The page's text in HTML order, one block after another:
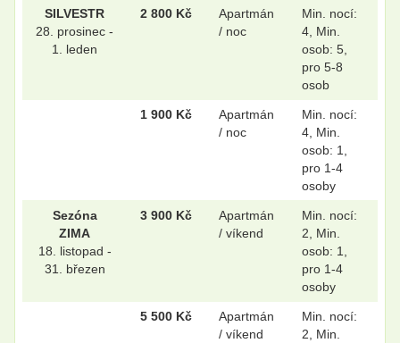
SILVESTR
28. prosinec -
1. leden
2 800 Kč
Apartmán
/ noc
Min. nocí:
4, Min.
osob: 5,
pro 5-8
osob
1 900 Kč
Apartmán
/ noc
Min. nocí:
4, Min.
osob: 1,
pro 1-4
osoby
Sezóna
ZIMA
18. listopad -
31. březen
3 900 Kč
Apartmán
/ víkend
Min. nocí:
2, Min.
osob: 1,
pro 1-4
osoby
5 500 Kč
Apartmán
/ víkend
Min. nocí:
2, Min.